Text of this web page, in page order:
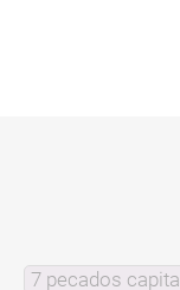
7 pecados